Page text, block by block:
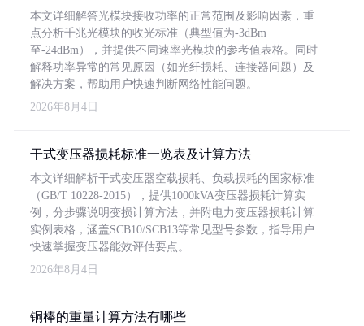
本文详细解答光模块接收功率的正常范围及影响因素，重
点分析千兆光模块的收光标准（典型值为-3dBm
至-24dBm），并提供不同速率光模块的参考值表格。同时
解释功率异常的常见原因（如光纤损耗、连接器问题）及
解决方案，帮助用户快速判断网络性能问题。
2026年8月4日
干式变压器损耗标准一览表及计算方法
本文详细解析干式变压器空载损耗、负载损耗的国家标准
（GB/T 10228-2015），提供1000kVA变压器损耗计算实
例，分步骤说明变损计算方法，并附电力变压器损耗计算
实例表格，涵盖SCB10/SCB13等常见型号参数，指导用户
快速掌握变压器能效评估要点。
2026年8月4日
铜棒的重量计算方法有哪些